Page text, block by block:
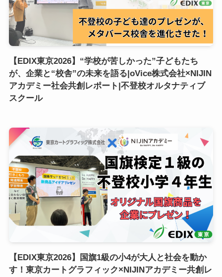
【EDIX東京2026】“学校が苦しかった”子どもたち
が、企業と“校舎”の未来を語る|oVice株式会社×NIJIN
アカデミー社会共創レポート|不登校オルタナティブ
スクール
【EDIX東京2026】国旗1級の小4が大人と社会を動か
す！東京カートグラフィック×NIJINアカデミー共創レ